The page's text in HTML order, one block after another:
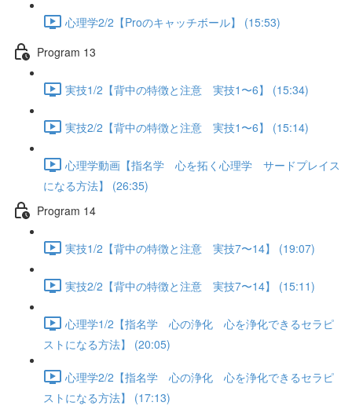
心理学2/2【Proのキャッチボール】 (15:53)
Program 13
実技1/2【背中の特徴と注意 実技1〜6】 (15:34)
実技2/2【背中の特徴と注意 実技1〜6】 (15:14)
心理学動画【指名学 心を拓く心理学 サードプレイス
になる方法】 (26:35)
Program 14
実技1/2【背中の特徴と注意 実技7〜14】 (19:07)
実技2/2【背中の特徴と注意 実技7〜14】 (15:11)
心理学1/2【指名学 心の浄化 心を浄化できるセラピ
ストになる方法】 (20:05)
心理学2/2【指名学 心の浄化 心を浄化できるセラピ
ストになる方法】 (17:13)